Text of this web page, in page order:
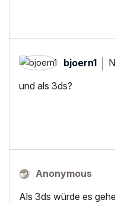
bjoern1
und als 3ds?
Anonymous
Als 3ds würde es